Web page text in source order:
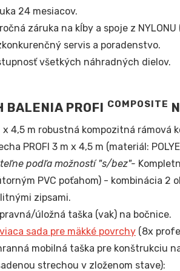
24 mesiacov.
záruka na kĺby a spoje z
servis a poradenstvo.
všetkých náhradných dielov.
BALENIA PROFI COMPOSITE
x 4,5 m robustná kompozitná rámová
PROFI 3 m x 4,5 m (materiál:
podľa možností "s/bez"-
PVC poťahom) - kombinácia 2
zipsami.
úložná taška (vak) na bočnice.
sada pre mäkké povrchy(8x
mobilná taška pre konštrukciu
strechou v zloženom stave):